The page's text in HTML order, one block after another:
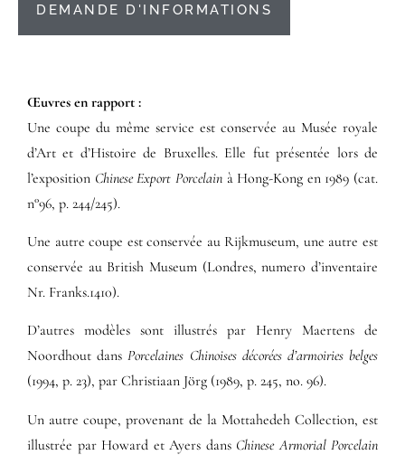
DEMANDE D'INFORMATIONS
Œuvres en rapport :​
Une coupe du même service est conservée au Musée royale
d’Art et d’Histoire de Bruxelles. Elle fut présentée lors de
l’exposition Chinese Export Porcelainà Hong-Kong en 1989 (cat.
n°96, p. 244/245).
Une autre coupe est conservée au Rijkmuseum, une autre est
conservée au British Museum (Londres, numero d’inventaire
Nr. Franks.1410).
D’autres modèles sont illustrés par Henry Maertens de
Noordhout dansPorcelaines Chinoises décorées d’armoiries belges
(1994, p. 23), par Christiaan Jörg (1989, p. 245, no. 96).
Un autre coupe, provenant de la Mottahedeh Collection, est
illustrée par Howard et Ayers dans Chinese Armorial Porcelain